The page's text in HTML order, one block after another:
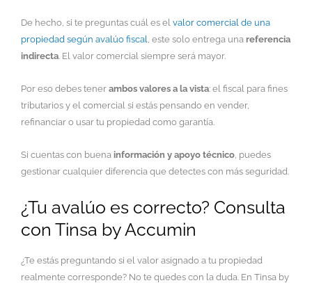
De hecho, si te preguntas cuál es el valor comercial de una
propiedad según avalúo fiscal, este solo entrega una referencia
indirecta. El valor comercial siempre será mayor.
Por eso debes tener ambos valores a la vista: el fiscal para fines
tributarios y el comercial si estás pensando en vender,
refinanciar o usar tu propiedad como garantía.
Si cuentas con buena información y apoyo técnico , puedes
gestionar cualquier diferencia que detectes con más seguridad.
¿Tu avalúo es correcto? Consulta
con Tinsa by Accumin
¿Te estás preguntando si el valor asignado a tu propiedad
realmente corresponde? No te quedes con la duda. En Tinsa by